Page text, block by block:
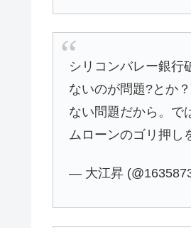
シリコンバレー銀行
ないのが問題?とか
ない問題だから。で
ムローンのゴリ押し
— 大江昇